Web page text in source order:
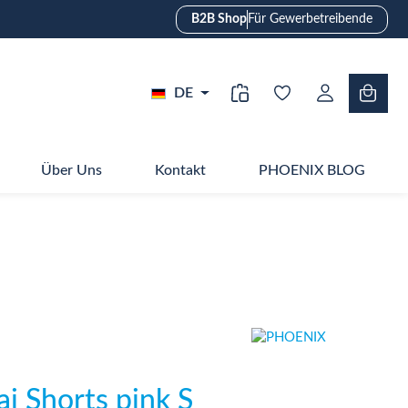
B2B Shop Für Gewerbetreibende
DE
Über Uns Kontakt PHOENIX BLOG
Shorts pink S